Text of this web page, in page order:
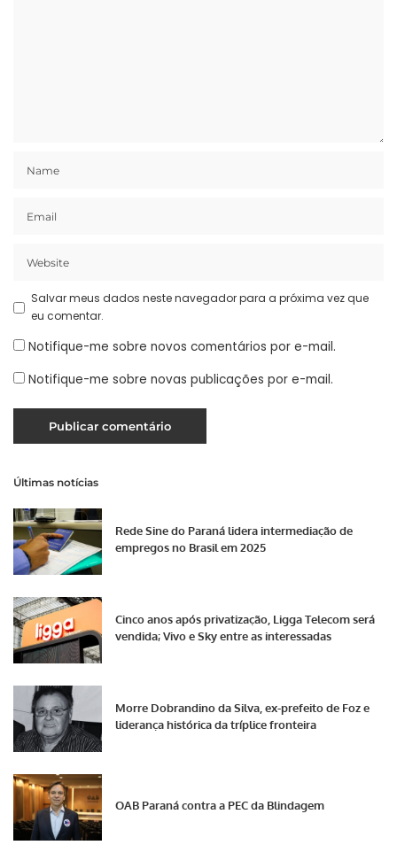
Salvar meus dados neste navegador para a próxima vez que
eu comentar.
Notifique-me sobre novos comentários por e-mail.
Notifique-me sobre novas publicações por e-mail.
Últimas notícias
Rede Sine do Paraná lidera intermediação de
empregos no Brasil em 2025
Cinco anos após privatização, Ligga Telecom será
vendida; Vivo e Sky entre as interessadas
Morre Dobrandino da Silva, ex-prefeito de Foz e
liderança histórica da tríplice fronteira
OAB Paraná contra a PEC da Blindagem